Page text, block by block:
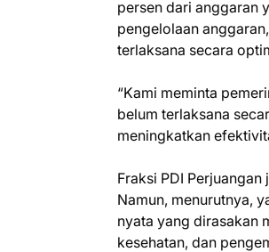
persen dari anggaran
pengelolaan
terlaksana secara
“Kami meminta
belum terlaksana
meningkatkan
Fraksi PDI
Namun, menurutnya,
nyata yang dirasakan
kesehatan, dan